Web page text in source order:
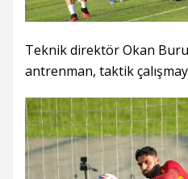
Teknik direktör Okan
antrenman, taktik